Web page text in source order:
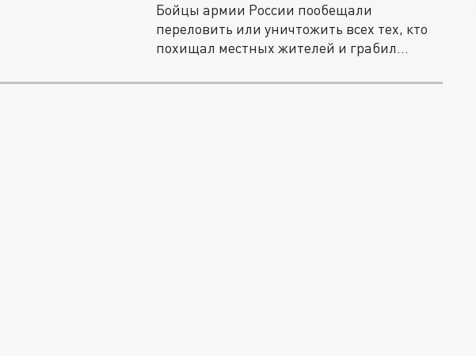
Бойцы армии России пообещали
переловить или уничтожить всех тех, кто
похищал местных жителей и грабил